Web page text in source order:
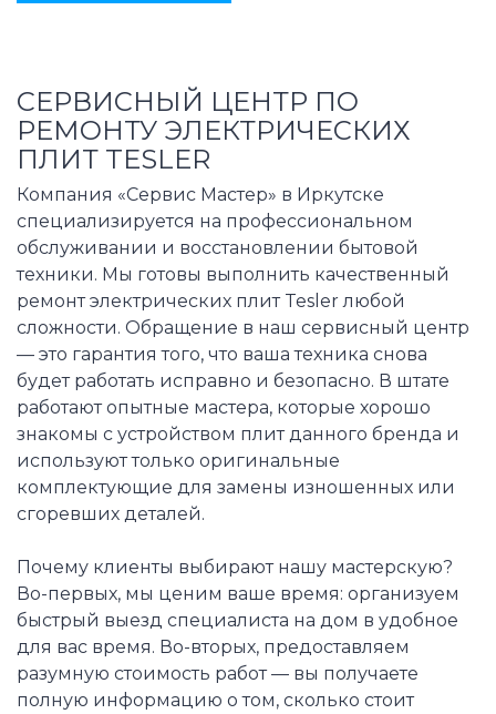
СЕРВИСНЫЙ ЦЕНТР ПО
РЕМОНТУ ЭЛЕКТРИЧЕСКИХ
ПЛИТ TESLER
Компания «Сервис Мастер» в Иркутске
специализируется на профессиональном
обслуживании и восстановлении бытовой
техники. Мы готовы выполнить качественный
ремонт электрических плит Tesler любой
сложности. Обращение в наш сервисный центр
— это гарантия того, что ваша техника снова
будет работать исправно и безопасно. В штате
работают опытные мастера, которые хорошо
знакомы с устройством плит данного бренда и
используют только оригинальные
комплектующие для замены изношенных или
сгоревших деталей.
Почему клиенты выбирают нашу мастерскую?
Во-первых, мы ценим ваше время: организуем
быстрый выезд специалиста на дом в удобное
для вас время. Во-вторых, предоставляем
разумную стоимость работ — вы получаете
полную информацию о том, сколько стоит